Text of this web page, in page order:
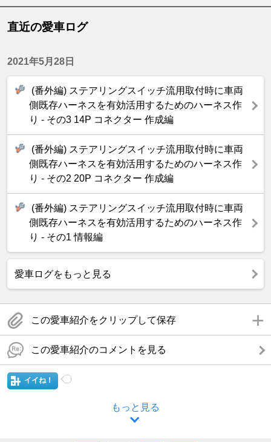
直近の愛車ログ
2021年5月28日
(番外編) ステアリングスイッチ流用取付時に車両
側既存ハーネスを有効活用するためのハーネス作
り - その3 14P コネクター 作成編
(番外編) ステアリングスイッチ流用取付時に車両
側既存ハーネスを有効活用するためのハーネス作
り - その2 20P コネクター 作成編
(番外編) ステアリングスイッチ流用取付時に車両
側既存ハーネスを有効活用するためのハーネス作
り - その1 情報編
愛車ログをもっと見る
この愛車紹介をクリップして保存
この愛車紹介のコメントを見る
イイね！
もっと見る